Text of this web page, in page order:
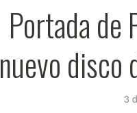
Portada de
nuevo disco
3